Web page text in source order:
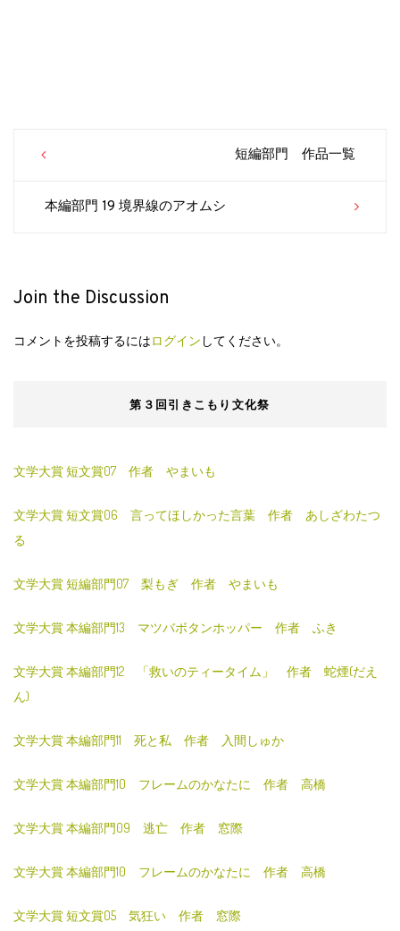
短編部門 作品一覧
本編部門 19 境界線のアオムシ
Join the Discussion
コメントを投稿するにはログイン してください。
第３回引きこもり文化祭
文学大賞 短文賞07 作者 やまいも
文学大賞 短文賞06 言ってほしかった言葉 作者 あしざわたつ
る
文学大賞 短編部門07 梨もぎ 作者 やまいも
文学大賞 本編部門13 マツバボタンホッパー 作者 ふき
文学大賞 本編部門12 「救いのティータイム」 作者 蛇煙(だえ
ん)
文学大賞 本編部門11 死と私 作者 入間しゅか
文学大賞 本編部門10 フレームのかなたに 作者 高橋
文学大賞 本編部門09 逃亡 作者 窓際
文学大賞 本編部門10 フレームのかなたに 作者 高橋
文学大賞 短文賞05 気狂い 作者 窓際